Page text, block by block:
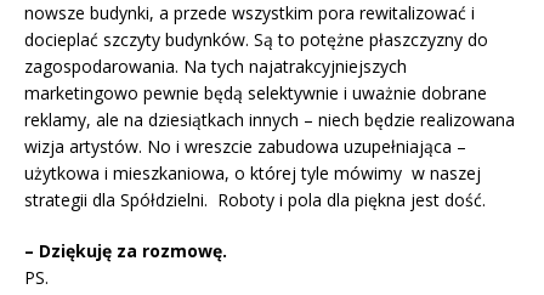
nowsze budynki, a przede wszystkim pora rewitalizować i
docieplać szczyty budynków. Są to potężne płaszczyzny do
zagospodarowania. Na tych najatrakcyjniejszych
marketingowo pewnie będą selektywnie i uważnie dobrane
reklamy, ale na dziesiątkach innych – niech będzie realizowana
wizja artystów. No i wreszcie zabudowa uzupełniająca –
użytkowa i mieszkaniowa, o której tyle mówimy w naszej
strategii dla Spółdzielni. Roboty i pola dla piękna jest dość.
– Dziękuję za rozmowę.
PS.